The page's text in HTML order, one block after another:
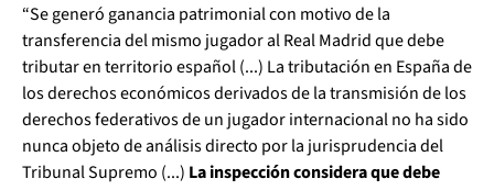
“Se generó ganancia patrimonial con motivo de la
transferencia del mismo jugador al Real Madrid que debe
tributar en territorio español (...) La tributación en España de
los derechos económicos derivados de la transmisión de los
derechos federativos de un jugador internacional no ha sido
nunca objeto de análisis directo por la jurisprudencia del
Tribunal Supremo (...) La inspección considera que debe